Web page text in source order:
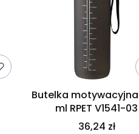
Butelka motywacyjna
ml RPET V1541-03
36,24 zł